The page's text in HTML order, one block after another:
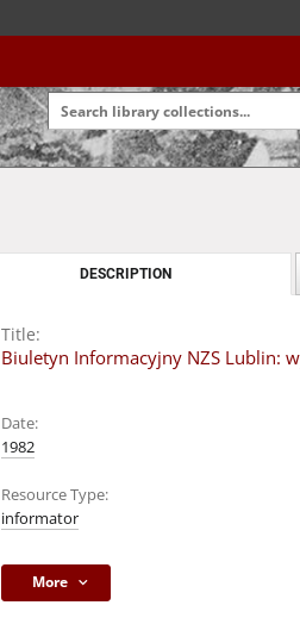
DESCRIPTION
Title:
Biuletyn Informacyjny NZS Lublin:
Date:
1982
Resource Type:
informator
More